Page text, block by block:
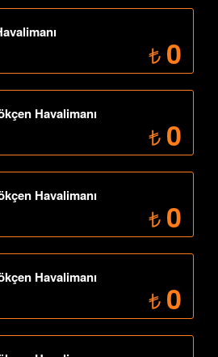
0
Havalimanı
0
Havalimanı
0
Havalimanı
0